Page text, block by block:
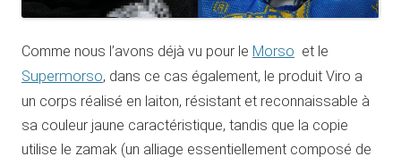
Comme nous l’avons déjà vu pour le Morso et le
Supermorso, dans ce cas également, le produit Viro a
un corps réalisé en laiton, résistant et reconnaissable à
sa couleur jaune caractéristique, tandis que la copie
utilise le zamak (un alliage essentiellement composé de